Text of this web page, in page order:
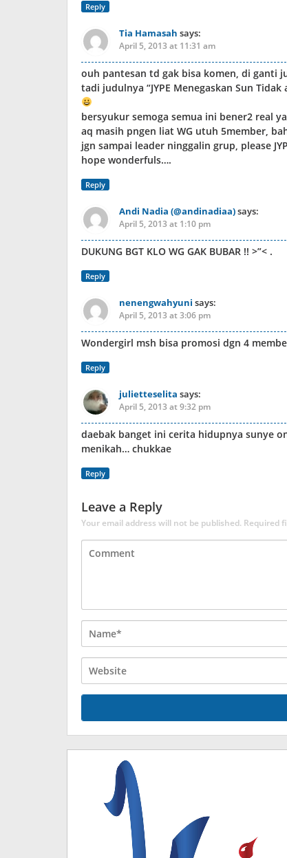
Reply
Tia Hamasah says:
April 5, 2013 at 11:31 am
ouh pantesan td gak bisa komen, di ganti
tadi judulnya “JYPE Menegaskan Sun
bersyukur semoga semua ini bener2 real
aq masih pngen liat WG utuh 5member,
jgn sampai leader ninggalin grup, please
hope wonderfuls….
Reply
Andi Nadia (@andinadiaa)says:
April 5, 2013 at 1:10 pm
DUKUNG BGT KLO WG GAK BUBAR !! >”< .
Reply
nenengwahyuni says:
April 5, 2013 at 3:06 pm
Wondergirl msh bisa promosi dgn 4
Reply
julietteselita says:
April 5, 2013 at 9:32 pm
daebak banget ini cerita hidupnya sunye
menikah… chukkae
Reply
Leave a Reply
Your email address will not be published. Required